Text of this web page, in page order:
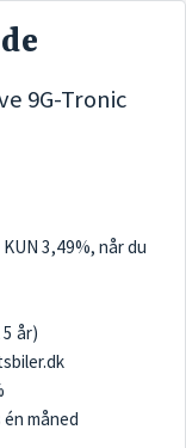
9G-Tronic
3,49%, når du
år)
måned